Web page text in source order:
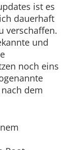
ist es
dauerhaft
verschaffen.
und
noch eins
dem